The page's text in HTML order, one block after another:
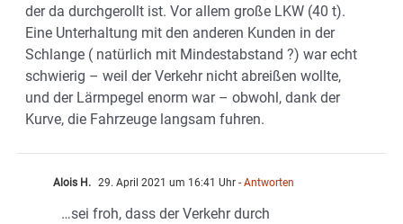
der da durchgerollt ist. Vor allem große LKW (40 t).
Eine Unterhaltung mit den anderen Kunden in der
Schlange ( natürlich mit Mindestabstand ?) war echt
schwierig – weil der Verkehr nicht abreißen wollte,
und der Lärmpegel enorm war – obwohl, dank der
Kurve, die Fahrzeuge langsam fuhren.
Alois H. 29. April 2021 um 16:41 Uhr - Antworten
…sei froh, dass der Verkehr durch